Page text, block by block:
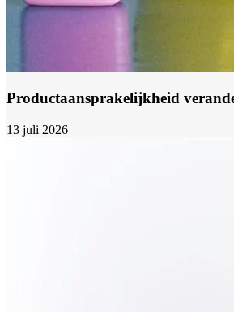
Productaansprakelijkheid
13 juli 2026